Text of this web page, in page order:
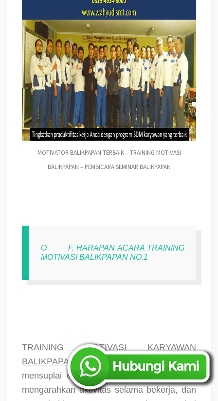
MOTIVATOR BALIKPAPAN TERBAIK – TRAINING MOTIVASI
BALIKPAPAN – PEMBICARA SEMINAR BALIKPAPAN
O
F. HARAPAN ACARA TRAINING
MOTIVASI BALIKPAPAN NO.1
TRAINING MOTIVASI KARYAWAN
BALIKPAPAN NO.1
nantiya mampu
mensuplai energi baru untuk bekerja atau
mengarahkan aktivitas selama bekerja, dan